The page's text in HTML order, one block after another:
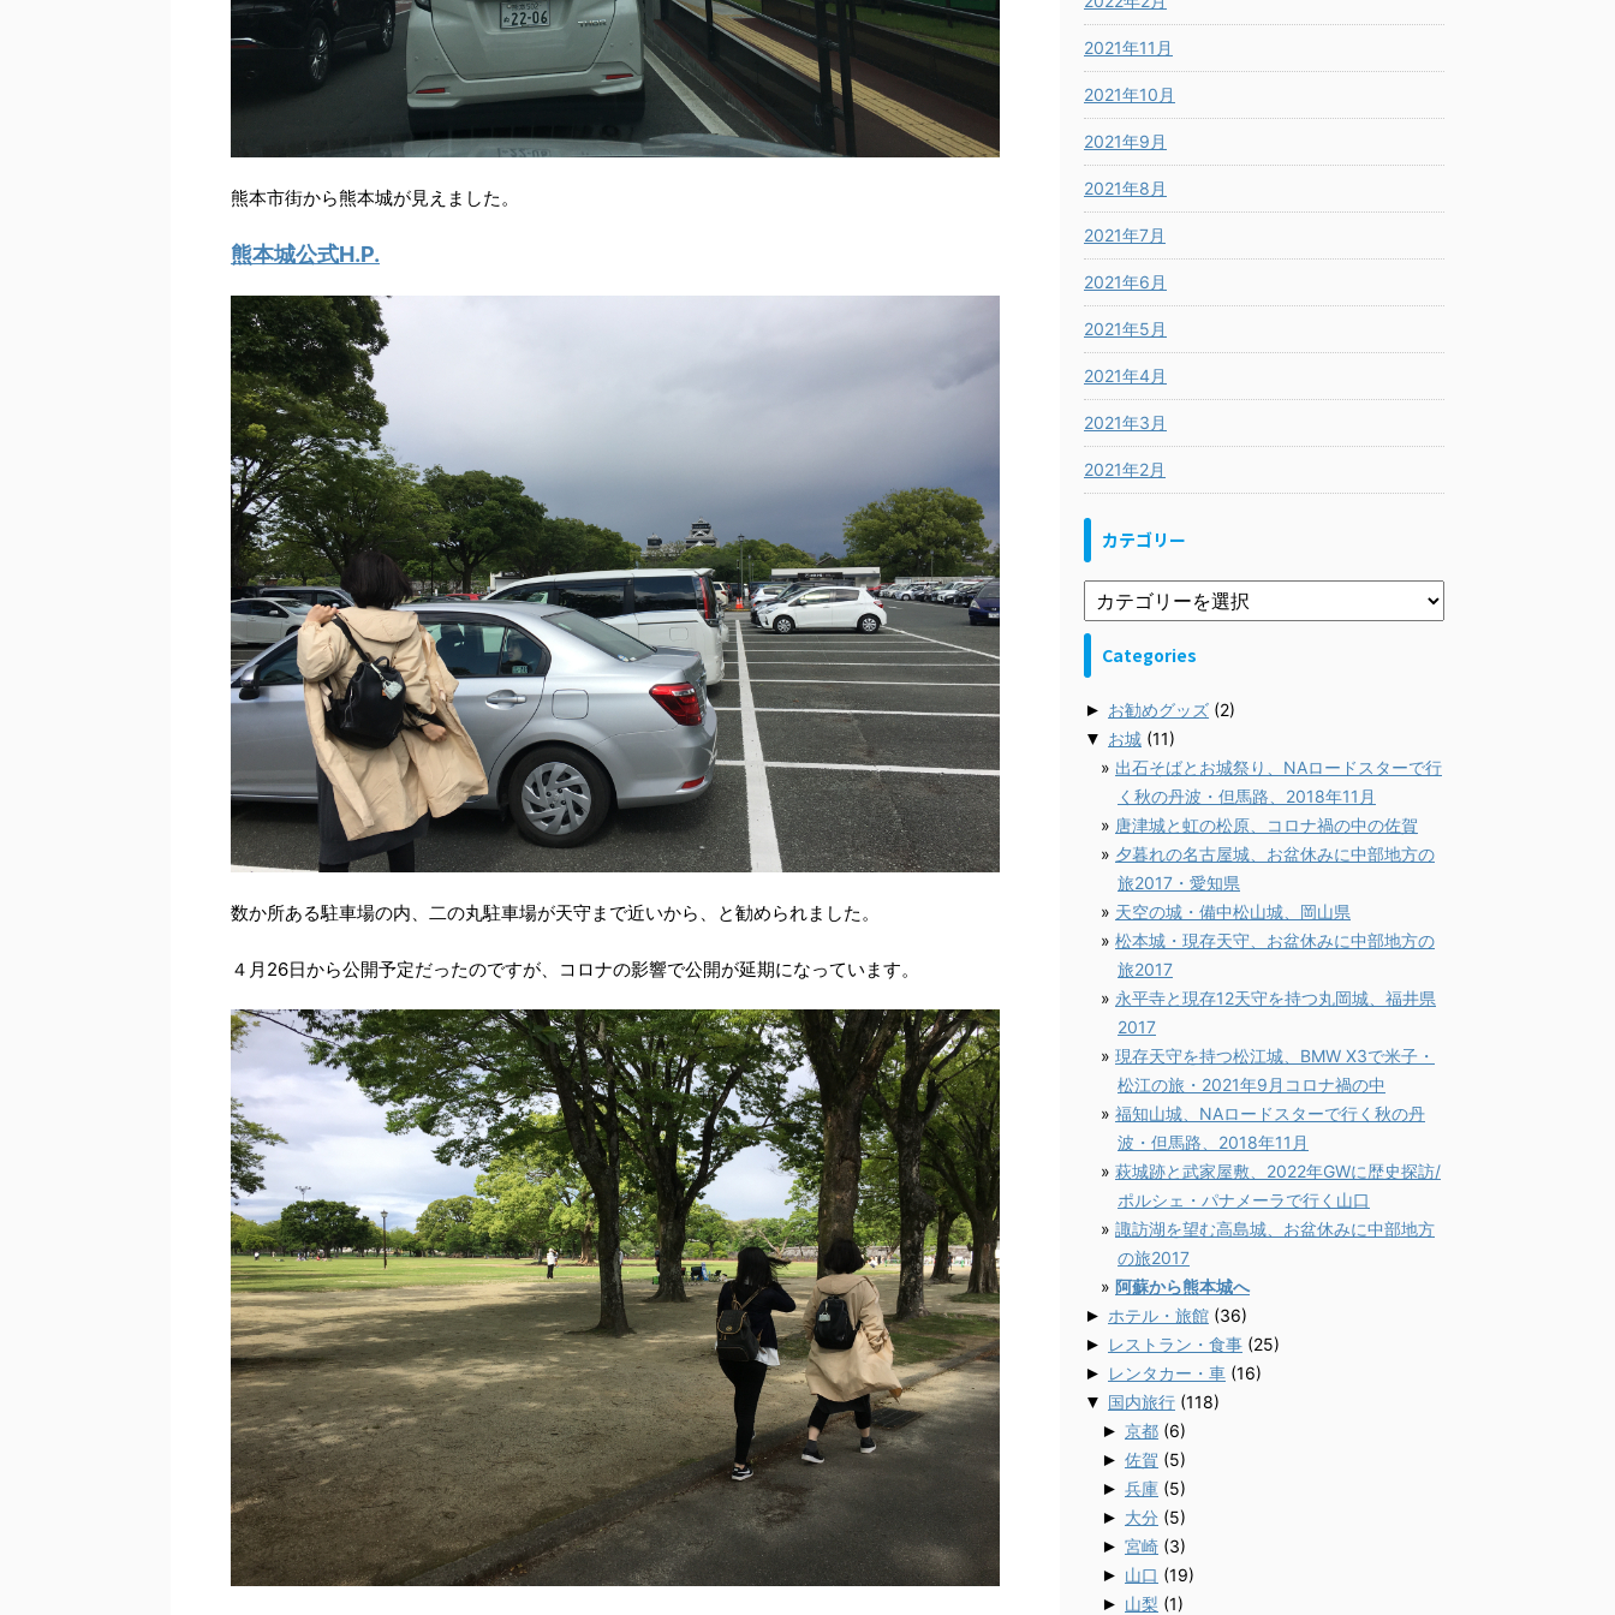
熊本市街から熊本城が見えました。
熊本城公式H.P.
数か所ある駐車場の内、二の丸駐車場が天守まで近いから、と勧められました。
４月26日から公開予定だったのですが、コロナの影響で公開が延期になっています。
2021年11月
2021年10月
2021年9月
2021年8月
2021年7月
2021年6月
2021年5月
2021年4月
2021年3月
2021年2月
カテゴリー
Categories
► お勧めグッズ (2)
▼ お城 (11)
出石そばとお城祭り、NAロードスターで行
く秋の丹波・但馬路、2018年11月
唐津城と虹の松原、コロナ禍の中の佐賀
夕暮れの名古屋城、お盆休みに中部地方の
旅2017・愛知県
天空の城・備中松山城、岡山県
松本城・現存天守、お盆休みに中部地方の
旅2017
永平寺と現存12天守を持つ丸岡城、福井県
2017
現存天守を持つ松江城、BMW X3で米子・
松江の旅・2021年9月コロナ禍の中
福知山城、NAロードスターで行く秋の丹
波・但馬路、2018年11月
萩城跡と武家屋敷、2022年GWに歴史探訪/
ポルシェ・パナメーラで行く山口
諏訪湖を望む高島城、お盆休みに中部地方
の旅2017
阿蘇から熊本城へ
► ホテル・旅館 (36)
► レストラン・食事 (25)
► レンタカー・車 (16)
▼ 国内旅行 (118)
► 京都 (6)
► 佐賀 (5)
► 兵庫 (5)
► 大分 (5)
► 宮崎 (3)
► 山口 (19)
► 山梨 (1)